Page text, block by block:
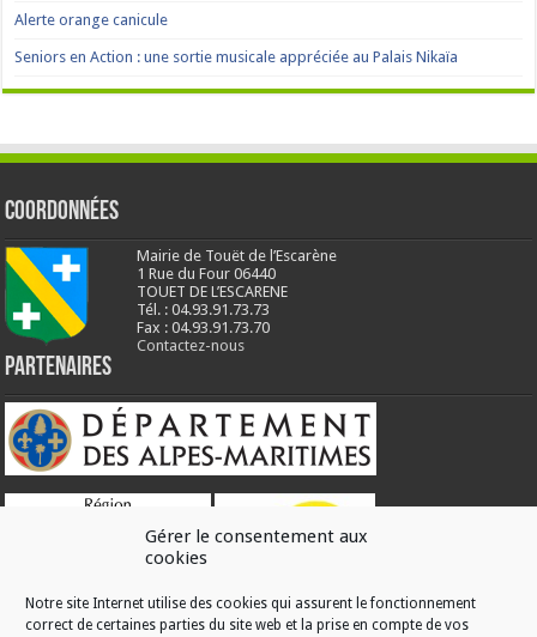
Gérer le consentement aux
cookies
Notre site Internet utilise des cookies qui assurent le fonctionnement
correct de certaines parties du site web et la prise en compte de vos
Alerte orange canicule
Seniors en Action : une sortie musicale appréciée au Palais Nikaïa
Coordonnées
Mairie de Touët de l’Escarène
1 Rue du Four 06440
TOUET DE L’ESCARENE
Tél. : 04.93.91.73.73
Fax : 04.93.91.73.70
Contactez-nous
Partenaires
RÉALISATION